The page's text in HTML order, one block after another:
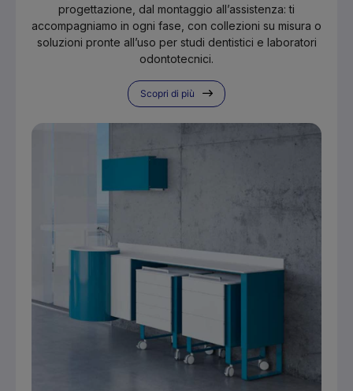
progettazione, dal montaggio all’assistenza: ti
accompagniamo in ogni fase, con collezioni su misura o
soluzioni pronte all’uso per studi dentistici e laboratori
odontotecnici.
Scopri di più